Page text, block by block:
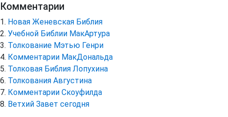
Комментарии
Новая Женевская Библия
Учебной Библии МакАртура
Толкование Мэтью Генри
Комментарии МакДональда
Толковая Библия Лопухина
Толкования Августина
Комментарии Скоуфилда
Ветхий Завет сегодня